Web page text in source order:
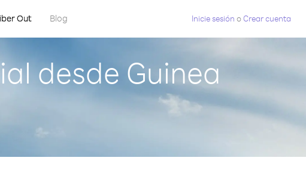
Out Blog Inicie sesión oCrear cuenta
desde Guinea